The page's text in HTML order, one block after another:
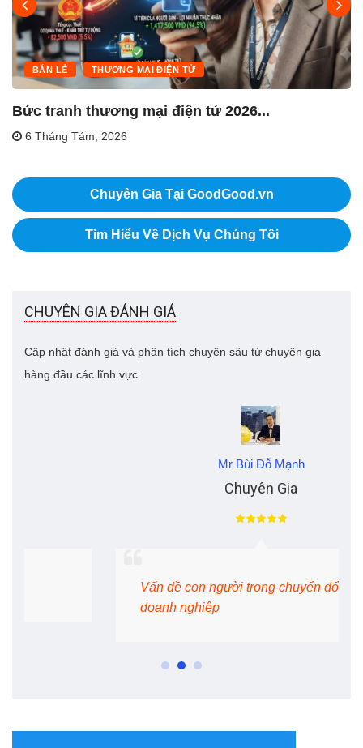
BÁN LẺ THƯƠNG MẠI ĐIỆN TỬ
Bức tranh thương mại điện tử 2026...
6 Tháng Tám, 2026
Chuyên Gia Tại GoodGood.vn
Tìm Hiểu Về Dịch Vụ Chúng Tôi
CHUYÊN GIA ĐÁNH GIÁ
Cập nhật đánh giá và phân tích chuyên sâu từ chuyên gia
hàng đầu các lĩnh vực
Mr Bùi Đỗ Mạnh
Vấn đề con người trong chuyển đổi số
doanh nghiệp